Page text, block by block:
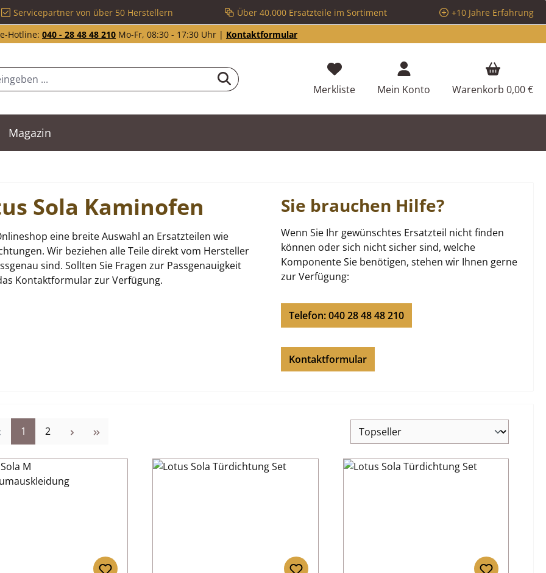
Servicepartner von über 50 Herstellern Über 40.000 Ersatzteile im Sortiment
+10 Jahre Erfahrung
Hotline: 040 - 28 48 48 210 Mo-Fr, 08:30 - 17:30 Uhr | Kontaktformular
MerklisteDu hast 0 Produkte auf dem Merkzettel
Mein Konto Warenkorb 0,00 €
Magazin
Sola Kaminofen
eine breite Auswahl an Ersatzteilen wie
Wir beziehen alle Teile direkt vom Hersteller
sind. Sollten Sie Fragen zur Passgenauigkeit
Kontaktformular zur Verfügung.
Sie brauchen Hilfe?
Wenn Sie Ihr gewünschtes Ersatzteil nicht finden
können oder sich nicht sicher sind, welche
Komponente Sie benötigen, stehen wir Ihnen gerne
zur Verfügung:
Telefon: 040 28 48 48 210
Kontaktformular
Seite
1 Seite
2